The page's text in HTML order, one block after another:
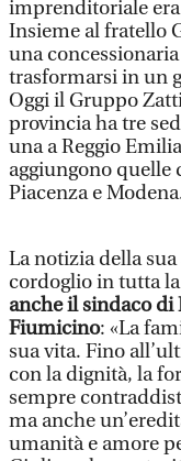
imprenditoriale
Insieme al fratello
una
trasformarsi in un
Oggi il Gruppo
provincia ha tre
una a Reggio
aggiungono quelle
Piacenza e
La notizia della
cordoglio in tutta
anche il sindaco di
Fiumicino: «La
sua vita. Fino
con la dignità, la
sempre
ma anche
umanità e amore